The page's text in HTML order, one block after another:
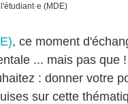
(MDE)
, ce moment
... mais pas
: donner votre
sur cette